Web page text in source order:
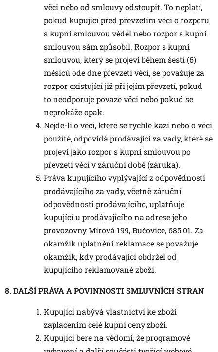
věci nebo od smlouvy odstoupit. To neplatí,
pokud kupující před převzetím věci o rozporu
s kupní smlouvou věděl nebo rozpor s kupní
smlouvou sám způsobil. Rozpor s kupní
smlouvou, který se projeví během šesti (6)
měsíců ode dne převzetí věci, se považuje za
rozpor existující již při jejím převzetí, pokud
to neodporuje povaze věci nebo pokud se
neprokáže opak.
Nejde-li o věci, které se rychle kazí nebo o věci
použité, odpovídá prodávající za vady, které se
projeví jako rozpor s kupní smlouvou po
převzetí věci v záruční době (záruka).
Práva kupujícího vyplývající z odpovědnosti
prodávajícího za vady, včetně záruční
odpovědnosti prodávajícího, uplatňuje
kupující u prodávajícího na adrese jeho
provozovny Mírová 199, Bučovice, 685 01. Za
okamžik uplatnění reklamace se považuje
okamžik, kdy prodávající obdržel od
kupujícího reklamované zboží.
8. DALŠÍ PRÁVA A POVINNOSTI SMLUVNÍCH STRAN
Kupující nabývá vlastnictví ke zboží
zaplacením celé kupní ceny zboží.
Kupující bere na vědomí, že programové